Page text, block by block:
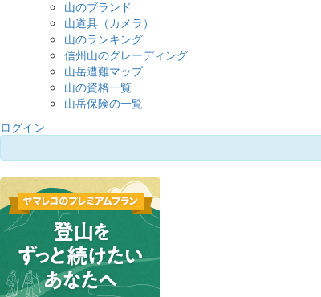
山のブランド
山道具（カメラ）
山のランキング
信州山のグレーディング
山岳遭難マップ
山の資格一覧
山岳保険の一覧
ログイン